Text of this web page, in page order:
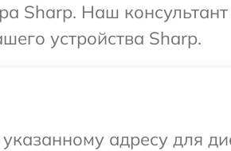
Sharp. Наш
устройства Sharp.
адресу для